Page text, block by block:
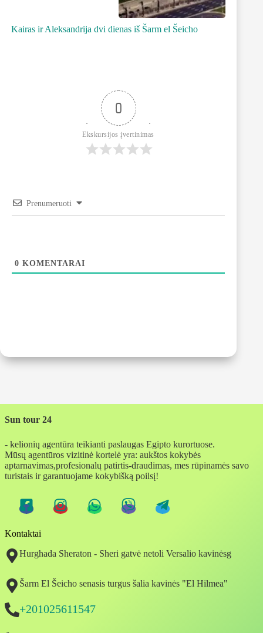
Kairas ir Aleksandrija dvi dienas iš Šarm el Šeicho
0
Ekskursijos įvertinimas
Prenumeruoti
0 KOMENTARAI
Sun tour 24
- kelionių agentūra teikianti paslaugas Egipto kurortuose.
Mūsų agentūros vizitinė kortelė yra: aukštos kokybės
aptarnavimas,profesionalų patirtis-draudimas, mes rūpinamės savo
turistais ir garantuojame kokybišką poilsį!
Kontaktai
Hurghada Sheraton - Sheri gatvė netoli Versalio kavinėsg
Šarm El Šeicho senasis turgus šalia kavinės "El Hilmea"
+201025611547